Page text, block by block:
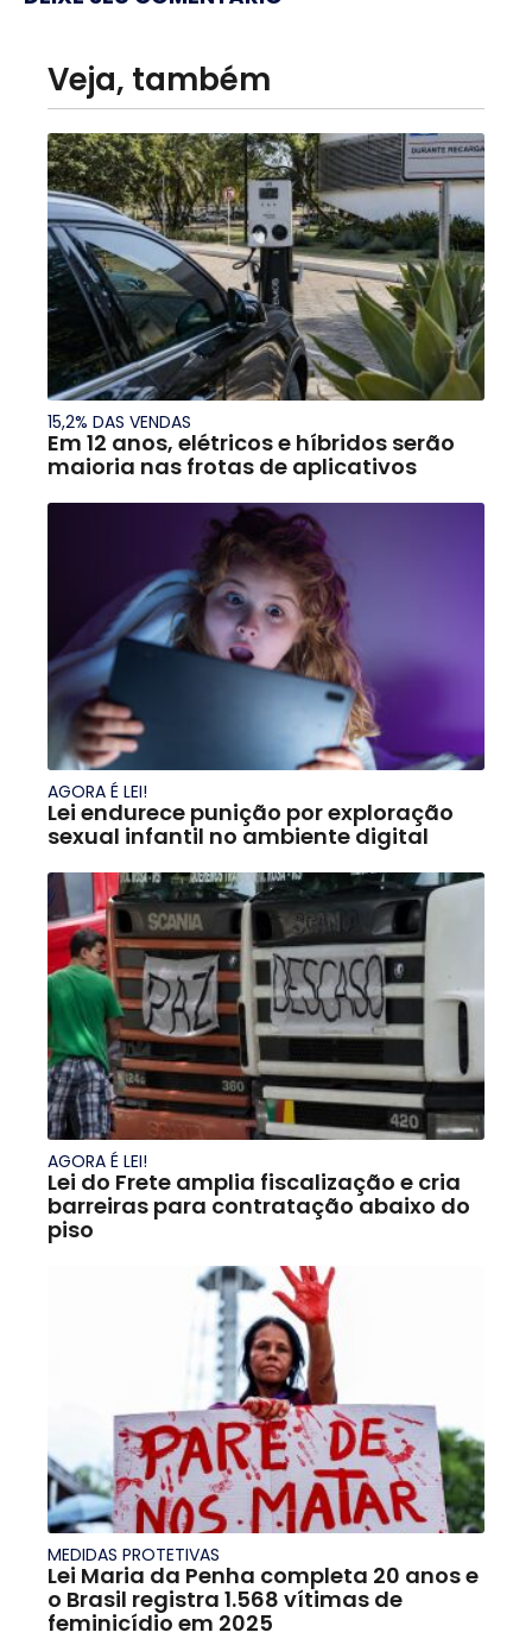
Veja, também
15,2% DAS VENDAS
Em 12 anos, elétricos e híbridos serão
maioria nas frotas de aplicativos
AGORA É LEI!
Lei endurece punição por exploração
sexual infantil no ambiente digital
AGORA É LEI!
Lei do Frete amplia fiscalização e cria
barreiras para contratação abaixo do
piso
MEDIDAS PROTETIVAS
Lei Maria da Penha completa 20 anos e
o Brasil registra 1.568 vítimas de
feminicídio em 2025